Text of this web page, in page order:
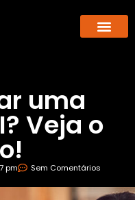
uma
Veja o
pm Sem Comentários